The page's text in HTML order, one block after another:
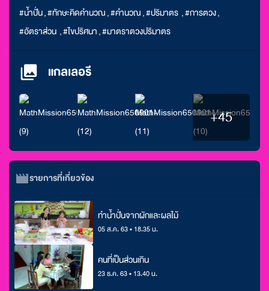
#น้ำปั่น,#ทักษะคิดคํานวณ,#คํานวณ,#ปริมาตร ,#การตวง,
#อัตราส่วน ,#ไขปริศนา,#มาตราตวงปริมาตร
แกลเลอรี
+45
รายการที่เกี่ยวข้อง
ทำน้ำปั่นจากผักและผลไม้
05 ส.ค. 63 • 18.35 น.
คนที่เป็นส่วนเกิน
23 ธ.ค. 63 • 13.40 น.